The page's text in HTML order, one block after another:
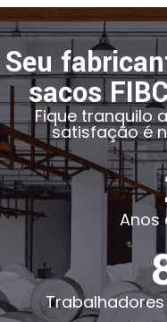
Seu
sacos
Fique tranquilo
satisfação é
Anos